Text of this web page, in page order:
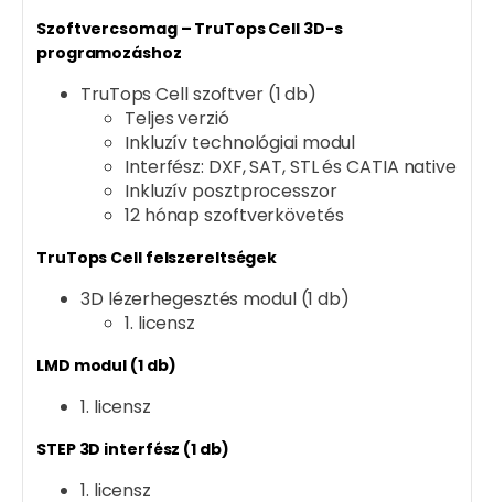
Szoftvercsomag – TruTops Cell 3D-s
programozáshoz
TruTops Cell szoftver (1 db)
Teljes verzió
Inkluzív technológiai modul
Interfész: DXF, SAT, STL és CATIA native
Inkluzív posztprocesszor
12 hónap szoftverkövetés
TruTops Cell felszereltségek
3D lézerhegesztés modul (1 db)
1. licensz
LMD modul (1 db)
1. licensz
STEP 3D interfész (1 db)
1. licensz